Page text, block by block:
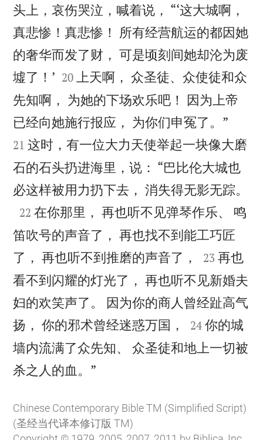
头上，哀伤哭泣，喊着说， “‘这大城啊，
真悲惨！真悲惨！ 所有经营航运的都因她
的奢华而发了财， 可是顷刻间她却沦为废
墟了！’ 

20 上天啊， 众圣徒、众使徒和众
先知啊， 为她的下场欢乐吧！ 因为上帝
已经向她施行报应， 为你们申冤了。”
21 这时，有一位大力天使举起一块像大磨
石的石头扔进海里，说： “巴比伦大城也
必这样被用力扔下去， 消失得无影无踪。

22 在你那里， 再也听不见弹琴作乐、 鸣
笛吹号的声音了， 再也找不到能工巧匠
了， 再也听不到推磨的声音了，


23 再也
看不到闪耀的灯光了， 再也听不见新婚夫
妇的欢笑声了。 因为你的商人曾经趾高气
扬， 你的邪术曾经迷惑万国，


24 你的城
墙内流满了众先知、 众圣徒和地上一切被
杀之人的血。”
Chinese Contemporary Bible TM (Simplified Script)
(圣经当代译本修订版 TM)